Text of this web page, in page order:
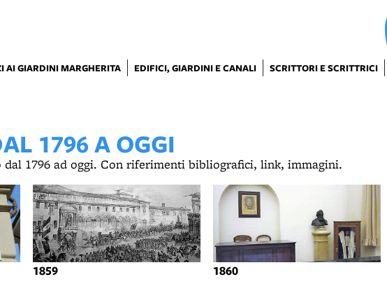
AI GIARDINI MARGHERITA EDIFICI, GIARDINI E CANALI SCRITTORI E SCRITTRICI
1796 A OGGI
1796 ad oggi. Con riferimenti bibliografici, link, immagini.
1859 1860